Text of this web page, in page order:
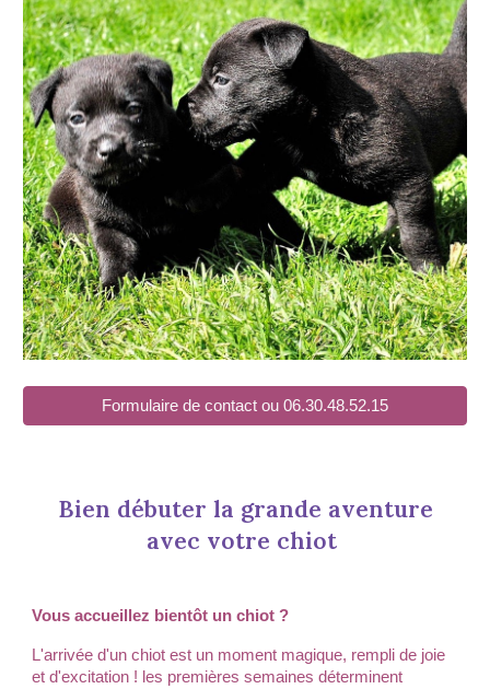
Formulaire de contact ou 06.30.48.52.15
Bien débuter la grande aventure
avec votre chiot
Vous accueillez bientôt un chiot ?
L'arrivée d'un chiot est un moment magique, rempli de joie
et d'excitation ! les premières semaines déterminent